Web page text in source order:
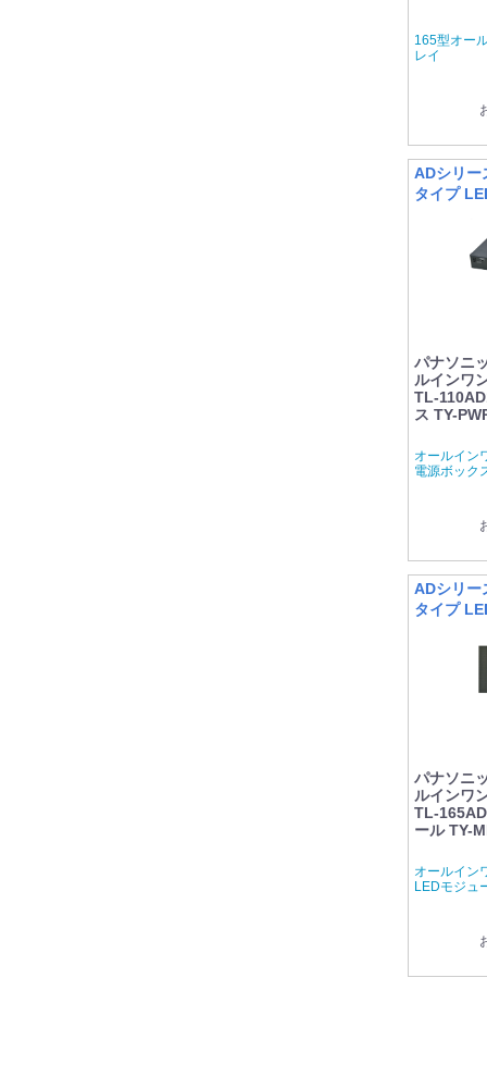
165型オー
レイ
ADシリー
タイプ
パナソニ
ルインワ
TL-
ス TY-
オールイン
電源ボック
ADシリー
タイプ
パナソニ
ルインワ
TL-
ール TY-
オールイン
LEDモジュ